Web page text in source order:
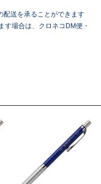
配送を承ることができます
す場合は、クロネコDM便・